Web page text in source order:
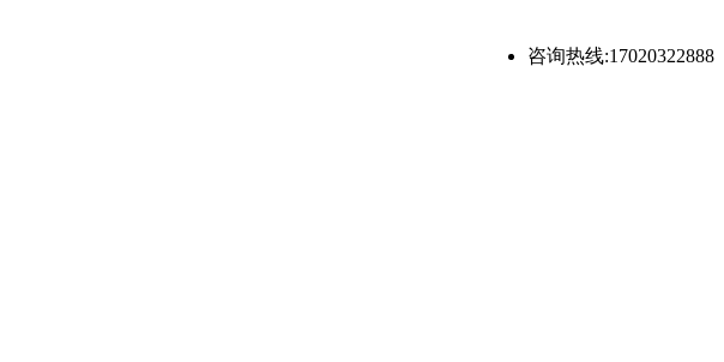
咨询热线:17020322888